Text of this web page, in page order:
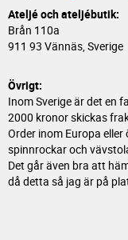
Ateljé och
Brån 110a
911 93 Vännäs, Sverige
Övrigt:
Inom Sverige är det en
2000 kronor skickas
Order inom Europa
spinnrockar och
Det går även bra att
då detta så jag är på